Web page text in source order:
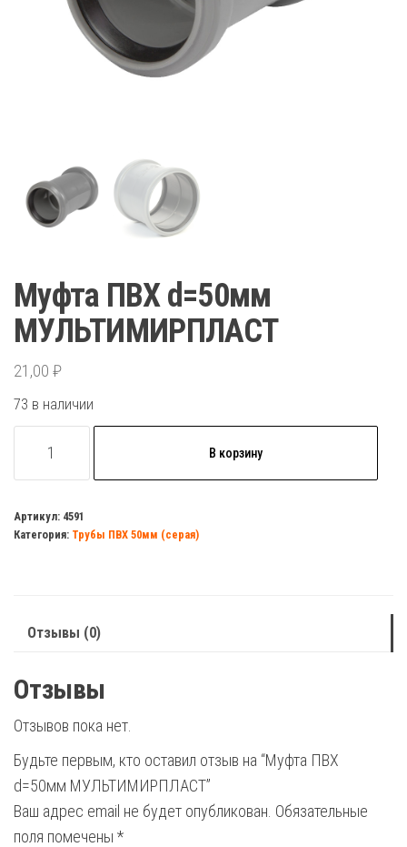
Муфта ПВХ d=50мм
МУЛЬТИМИРПЛАСТ
21,00 ₽
73 в наличии
товара
ПВХ
d=50мм
В корзину
Артикул: 4591
Категория: Трубы ПВХ 50мм (серая)
Отзывы (0)
Отзывы
Отзывов пока нет.
Будьте первым, кто оставил отзыв на “Муфта ПВХ
d=50мм МУЛЬТИМИРПЛАСТ”
Ваш адрес email не будет опубликован. Обязательные
поля помечены *